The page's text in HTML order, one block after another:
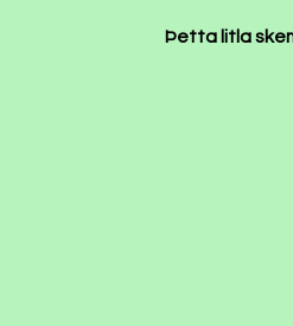
Þetta litla